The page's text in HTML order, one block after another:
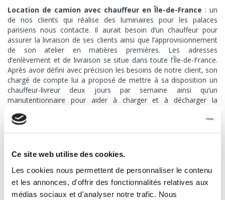
Ce site web utilise des cookies.
Les cookies nous permettent de personnaliser le contenu
et les annonces, d'offrir des fonctionnalités relatives aux
médias sociaux et d'analyser notre trafic. Nous
Location de camion avec chauffeur en Île-de-France : un
de nos clients qui réalise des luminaires pour les palaces
parisiens nous contacte. Il aurait besoin d’un chauffeur pour
assurer la livraison de ses clients ainsi que l’approvisionnement
de son atelier en matières premières. Les adresses
d’enlèvement et de livraison se situe dans toute l’Île-de-France.
Après avoir défini avec précision les besoins de notre client, son
chargé de compte lui a proposé de mettre à sa disposition un
chauffeur-livreur deux jours par semaine ainsi qu’un
manutentionnaire pour aider à charger et à décharger la
le souhaitait et il n’a pas eu de mauvaise surprise sur sa facture.